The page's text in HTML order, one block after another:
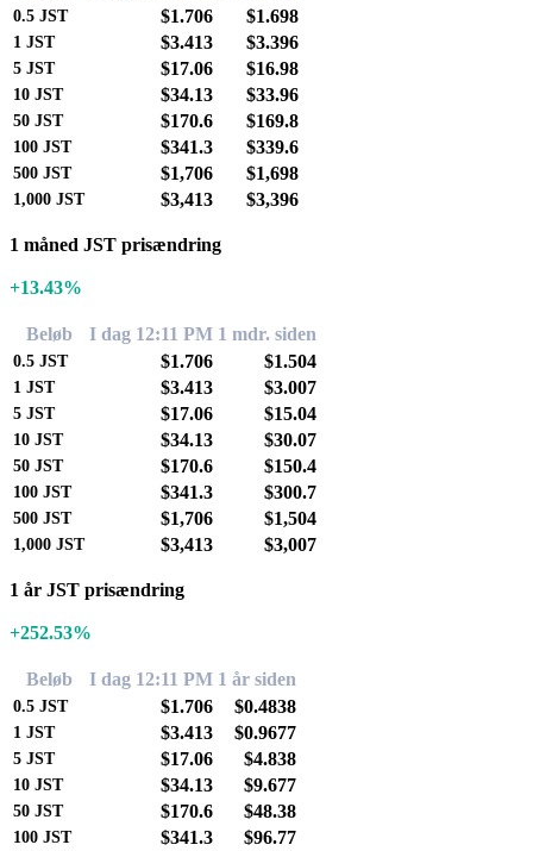
0.5 JST $1.706 $1.698
1 JST $3.413 $3.396
5 JST $17.06 $16.98
10 JST $34.13 $33.96
50 JST $170.6 $169.8
100 JST $341.3 $339.6
500 JST $1,706 $1,698
1,000 JST $3,413 $3,396
1 måned JST prisændring
+13.43%
Beløb I dag 12:11 PM 1 mdr. siden
0.5 JST $1.706 $1.504
1 JST $3.413 $3.007
5 JST $17.06 $15.04
10 JST $34.13 $30.07
50 JST $170.6 $150.4
100 JST $341.3 $300.7
500 JST $1,706 $1,504
1,000 JST $3,413 $3,007
1 år JST prisændring
+252.53%
Beløb I dag 12:11 PM 1 år siden
0.5 JST $1.706 $0.4838
1 JST $3.413 $0.9677
5 JST $17.06 $4.838
10 JST $34.13 $9.677
50 JST $170.6 $48.38
100 JST $341.3 $96.77